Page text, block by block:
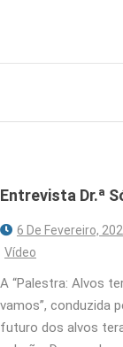
Entrevista Dr.ª
6 De Fevereiro,
Vídeo
A “Palestra: Alvos
vamos”, conduzida
futuro dos alvos